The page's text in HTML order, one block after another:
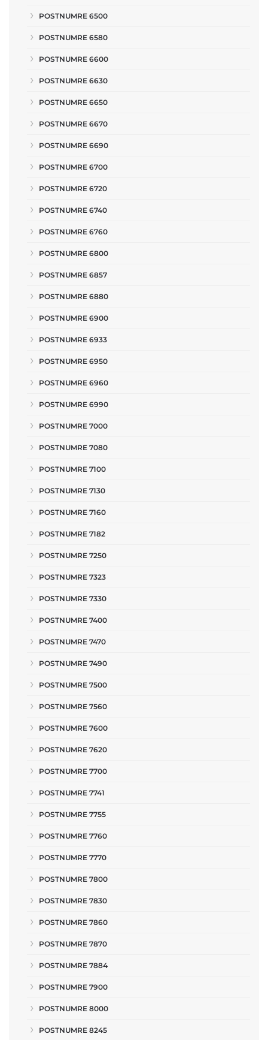
POSTNUMRE 6500
POSTNUMRE 6580
POSTNUMRE 6600
POSTNUMRE 6630
POSTNUMRE 6650
POSTNUMRE 6670
POSTNUMRE 6690
POSTNUMRE 6700
POSTNUMRE 6720
POSTNUMRE 6740
POSTNUMRE 6760
POSTNUMRE 6800
POSTNUMRE 6857
POSTNUMRE 6880
POSTNUMRE 6900
POSTNUMRE 6933
POSTNUMRE 6950
POSTNUMRE 6960
POSTNUMRE 6990
POSTNUMRE 7000
POSTNUMRE 7080
POSTNUMRE 7100
POSTNUMRE 7130
POSTNUMRE 7160
POSTNUMRE 7182
POSTNUMRE 7250
POSTNUMRE 7323
POSTNUMRE 7330
POSTNUMRE 7400
POSTNUMRE 7470
POSTNUMRE 7490
POSTNUMRE 7500
POSTNUMRE 7560
POSTNUMRE 7600
POSTNUMRE 7620
POSTNUMRE 7700
POSTNUMRE 7741
POSTNUMRE 7755
POSTNUMRE 7760
POSTNUMRE 7770
POSTNUMRE 7800
POSTNUMRE 7830
POSTNUMRE 7860
POSTNUMRE 7870
POSTNUMRE 7884
POSTNUMRE 7900
POSTNUMRE 8000
POSTNUMRE 8245